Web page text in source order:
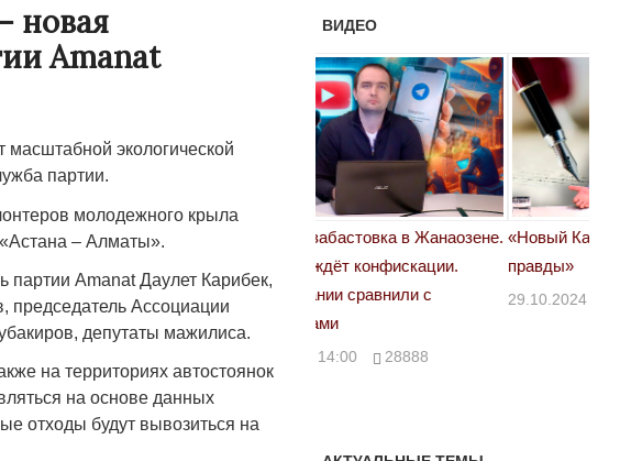
новая
Amanat
масштабной экологической
партии.
молодежного крыла
– Алматы».
партии Amanat Даулет Карибек,
председатель Ассоциации
депутаты мажилиса.
на территориях автостоянок
на основе данных
отходы будут вывозиться на
ВИДЕО
Странная забастовка в Жанаозене.
Авиакомпании сравнили с
«Новый Казахстан не говорит всей
правды»
29.10.2024 09:00 39623